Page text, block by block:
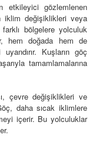
etkileyici gözlemlenen
iklim değişiklikleri veya
bölgelere yolculuk
hem doğada hem de
Kuşların göç
tamamlamalarına
çevre değişiklikleri ve
daha sıcak iklimlere
içerir. Bu yolculuklar